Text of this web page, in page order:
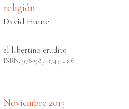
religión
David Hume
el libertino erudito
ISBN: 978-987-3743-43-6
Noviembre 2015